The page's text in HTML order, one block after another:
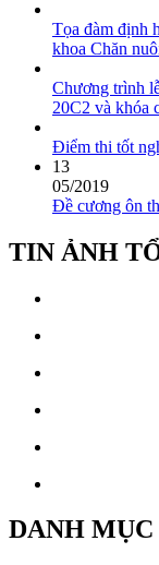
Tọa đàm định
khoa Chăn
Chương trình
20C2 và khóa
Điểm thi tốt
13
05/2019
Đề cương ôn
TIN ẢNH
DANH MỤC